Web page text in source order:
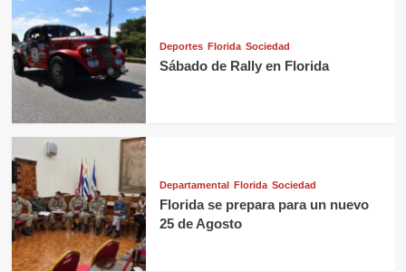
Deportes Florida Sociedad
Sábado de Rally en Florida
Departamental Florida Sociedad
Florida se prepara para un nuevo
25 de Agosto